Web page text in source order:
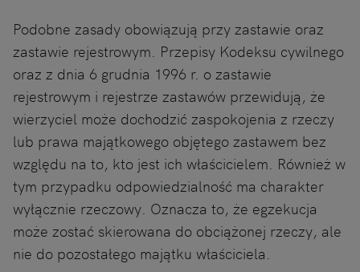
Podobne zasady obowiązują przy zastawie oraz
zastawie rejestrowym. Przepisy Kodeksu cywilnego
oraz z dnia 6 grudnia 1996 r. o zastawie
rejestrowym i rejestrze zastawów przewidują, że
wierzyciel może dochodzić zaspokojenia z rzeczy
lub prawa majątkowego objętego zastawem bez
względu na to, kto jest ich właścicielem. Również w
tym przypadku odpowiedzialność ma charakter
wyłącznie rzeczowy. Oznacza to, że egzekucja
może zostać skierowana do obciążonej rzeczy, ale
nie do pozostałego majątku właściciela.